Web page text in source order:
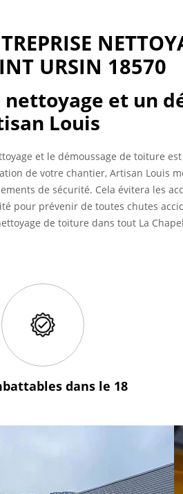
URSIN 18570
nettoyage et un
Louis
et le démoussage de toiture
de votre chantier, Artisan Louis
de sécurité. Cela évitera les
pour prévenir de toutes chutes
de toiture dans tout La
dans le 18